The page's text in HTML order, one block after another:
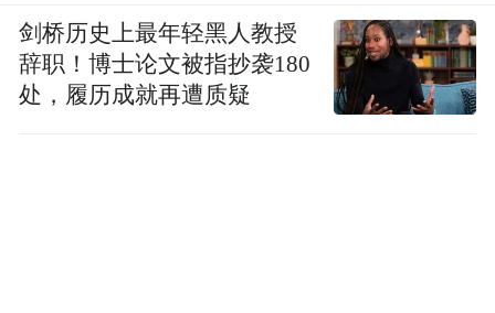
剑桥历史上最年轻黑人教授
辞职！博士论文被指抄袭180
处，履历成就再遭质疑